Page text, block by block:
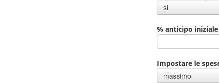
si
% anticipo iniziale
Impostare le
massimo